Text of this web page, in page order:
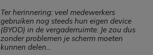
Ter herinnering: veel medewerkers
gebruiken nog steeds hun eigen device
(BYOD) in de vergaderruimte. Je zou dus
zonder problemen je scherm moeten
kunnen delen...